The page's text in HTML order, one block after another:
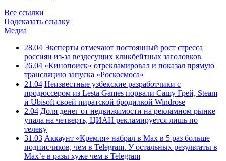
Все ссылки
Подсказать ссылку
Медиа
28.04 Эксперты отмечают постоянный рост стресса
россиян из-за вездесущих кликбейтных заголовков
26.04 «Кинопоиск» отрекламировал и показал прямую
трансляцию запуска «Роскосмоса»
21.04 Неизвестные узбекские разработчики с
продюссером из Lesta Games порвали Сашу Грей, Steam
и Ubisoft своей пиратской бродилкой Windrose
2.04 Доля денег от недвижимости на рекламном рынке
упала на четверть, ЦИАН рекламируется лишь по
телеку
31.03 Аккаунт «Кремля» набрал в Max в 5 раз больше
подписчиков, чем в Telegram. У остальных результаты в
Max’е в разы хуже чем в Telegram